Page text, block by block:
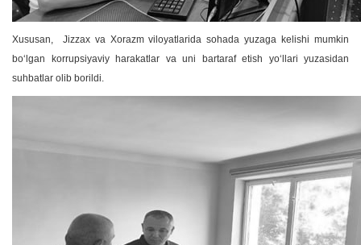
Xususan, Jizzax va Xorazm viloyatlarida sohada yuzaga kelishi mumkin
boʻlgan korrupsiyaviy harakatlar va uni bartaraf etish yoʻllari yuzasidan
suhbatlar olib borildi.